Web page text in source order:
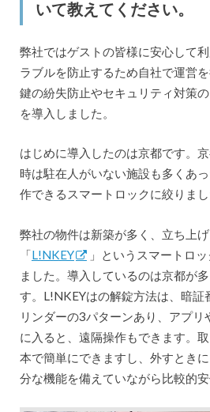
いて教えてください。
弊社ではゲストの皆様に安心して
ラブルを防止するため自社で運営
鍵の紛失防止やセキュリティ対策
を導入しました。
はじめに導入したのは京都です。
時は駐在人がいない施設も多くあ
作できるスマートロックに絞りまし
弊社の物件は新築が多く、立ち上
「L!NKEY
」というスマートロ
ました。導入しているのは京都が
す。L!NKEYはの解錠方法は、暗証
リンダーの3パターンあり、アプ
に入ると、遠隔操作もできます。
本で簡単にできますし、外すとき
分な機能を備えていながら比較的安